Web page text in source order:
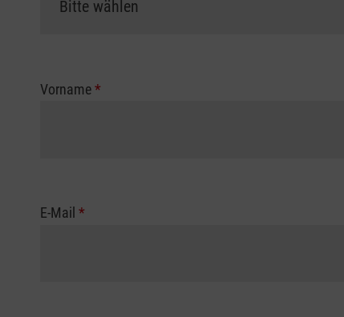
Vorname*
E-Mail *